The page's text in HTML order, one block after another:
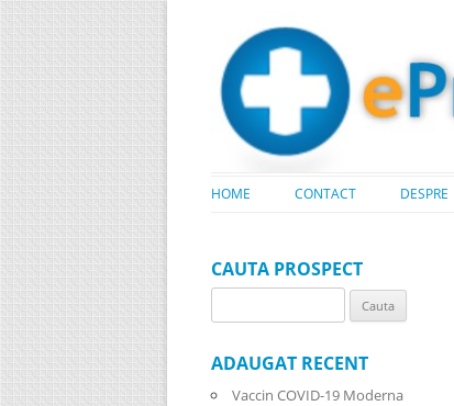
HOME CONTACT DESPRE
CAUTA PROSPECT
for:
ADAUGAT RECENT
Vaccin COVID-19 Moderna